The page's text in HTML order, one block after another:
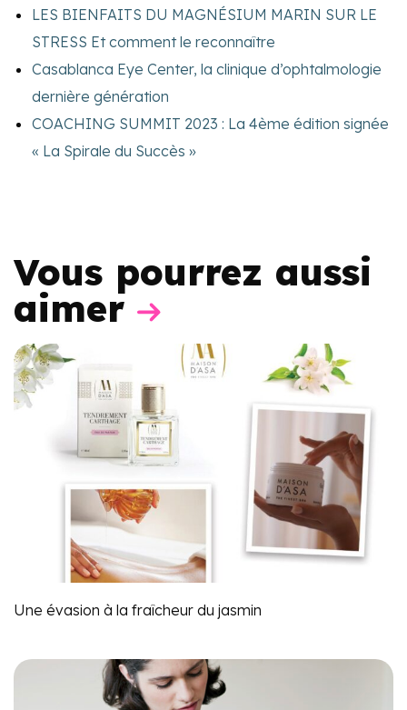
LES BIENFAITS DU MAGNÉSIUM MARIN SUR LE
STRESS Et comment le reconnaître
Casablanca Eye Center, la clinique d’ophtalmologie
dernière génération
COACHING SUMMIT 2023 : La 4ème édition signée
« La Spirale du Succès »
Vous pourrez aussi
aimer
Une évasion à la fraîcheur du jasmin